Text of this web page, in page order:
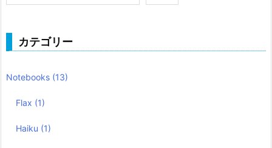
カテゴリー
Notebooks (13)
Flax (1)
Haiku (1)